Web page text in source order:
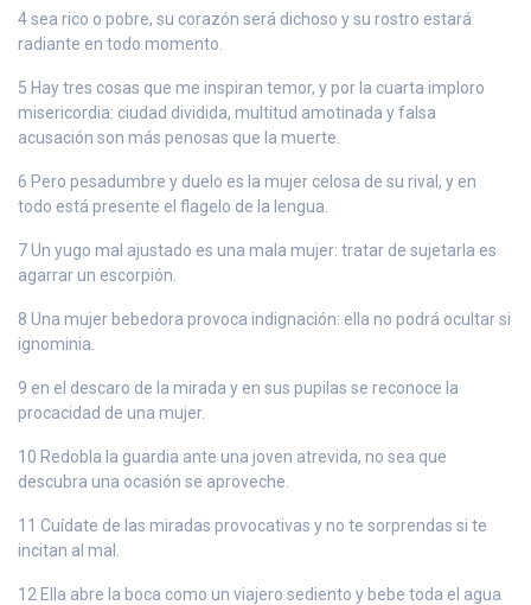
4 sea rico o pobre, su corazón será dichoso y su rostro estará
radiante en todo momento.
5 Hay tres cosas que me inspiran temor, y por la cuarta imploro
misericordia: ciudad dividida, multitud amotinada y falsa
acusación son más penosas que la muerte.
6 Pero pesadumbre y duelo es la mujer celosa de su rival, y en
todo está presente el flagelo de la lengua.
7 Un yugo mal ajustado es una mala mujer: tratar de sujetarla es
agarrar un escorpión.
8 Una mujer bebedora provoca indignación: ella no podrá ocultar si
ignominia.
9 en el descaro de la mirada y en sus pupilas se reconoce la
procacidad de una mujer.
10 Redobla la guardia ante una joven atrevida, no sea que
descubra una ocasión se aproveche.
11 Cuídate de las miradas provocativas y no te sorprendas si te
incitan al mal.
12 Ella abre la boca como un viajero sediento y bebe toda el agua